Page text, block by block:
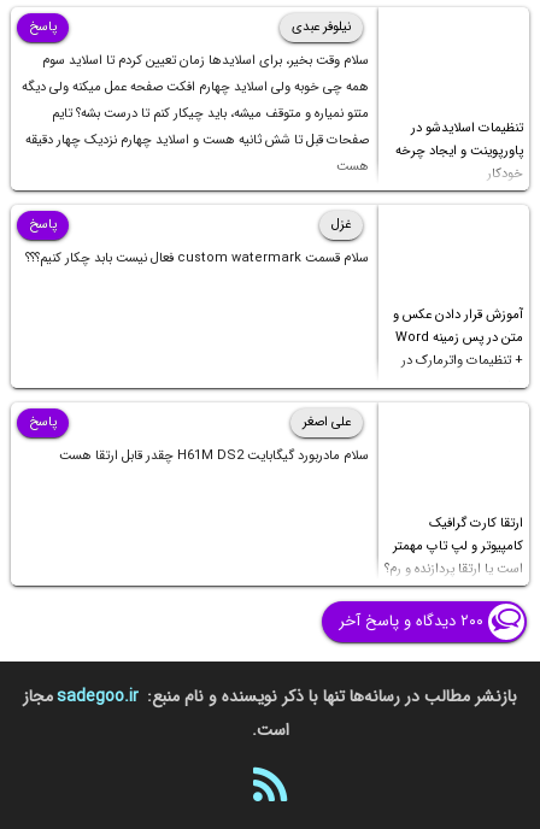
تنظیمات اسلایدشو در
پاورپوینت و ایجاد چرخه
خودکار
نیلوفر عبدی
سلام وقت بخیر، برای اسلایدها زمان تعیین کردم تا اسلاید سوم
همه چی خوبه ولی اسلاید چهارم افکت صفحه عمل میکنه ولی دیگه
متنو نمیاره و متوقف میشه، باید چیکار کنم تا درست بشه؟ تایم
صفحات قبل تا شش ثانیه هست و اسلاید چهارم نزدیک چهار دقیقه
هست
پاسخ
آموزش قرار دادن عکس و
متن در پس زمینه Word
+ تنظیمات واترمارک در
ورد
غزل
سلام قسمت custom watermark فعال نیست بابد چکار کنیم؟؟؟
پاسخ
ارتقا کارت گرافیک
کامپیوتر و لپ تاپ مهمتر
است یا ارتقا پردازنده و رم؟
علی اصغر
سلام مادربورد گیگابایت H61M DS2 چقدر قابل ارتقا هست
پاسخ
۲۰۰ دیدگاه و پاسخ آخر
بازنشر مطالب در رسانه‌ها تنها با ذکر نویسنده و نام منبع: sadegoo.irمجاز
است.